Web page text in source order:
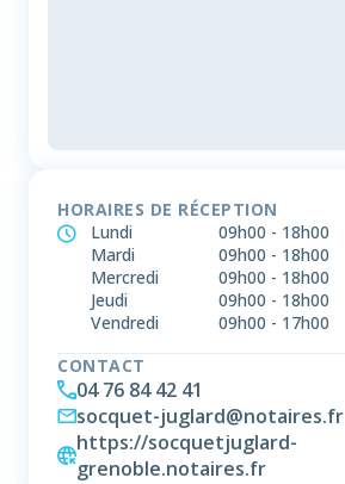
HORAIRES DE RÉCEPTION
Lundi
09h00 - 18h00
Mardi
09h00 - 18h00
Mercredi
09h00 - 18h00
Jeudi
09h00 - 18h00
Vendredi
09h00 - 17h00
CONTACT
04 76 84 42 41
socquet-juglard@notaires.fr
https://socquetjuglard-
grenoble.notaires.fr